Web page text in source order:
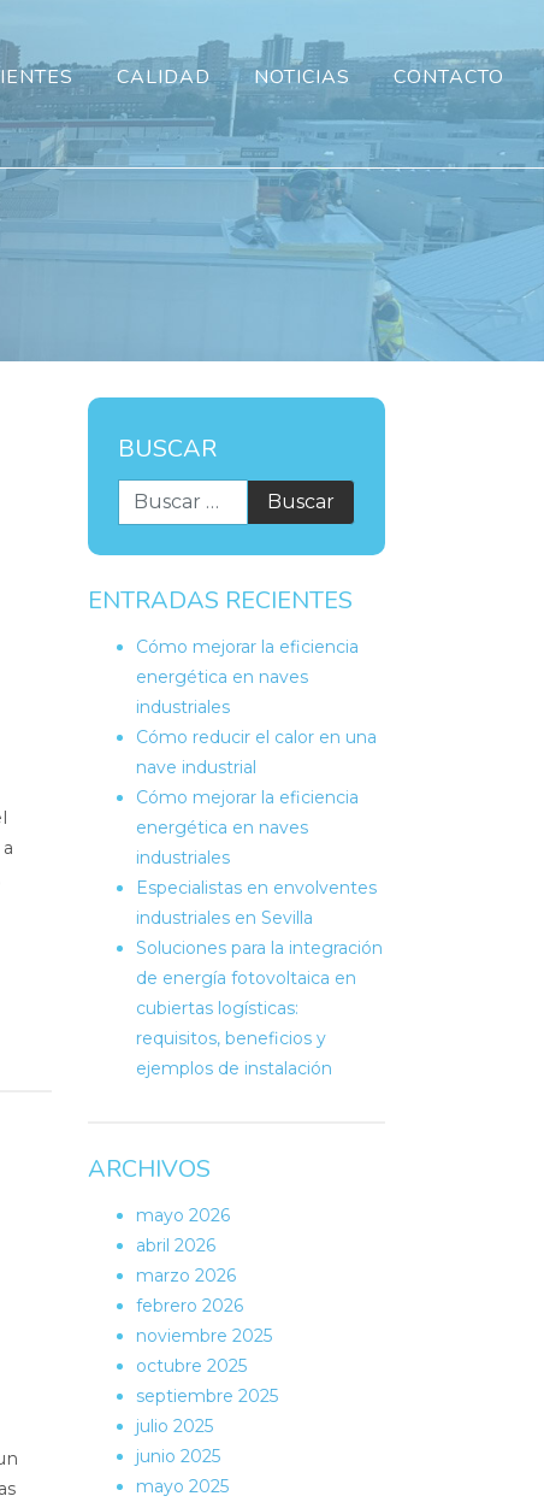
CALIDAD NOTICIAS CONTACTO
BUSCAR
ENTRADAS RECIENTES
Cómo mejorar la eficiencia
energética en naves
industriales
Cómo reducir el calor en una
nave industrial
Cómo mejorar la eficiencia
energética en naves
industriales
Especialistas en envolventes
industriales en Sevilla
Soluciones para la integración
de energía fotovoltaica en
cubiertas logísticas:
requisitos, beneficios y
ejemplos de instalación
ARCHIVOS
mayo 2026
abril 2026
marzo 2026
febrero 2026
noviembre 2025
octubre 2025
septiembre 2025
julio 2025
junio 2025
mayo 2025